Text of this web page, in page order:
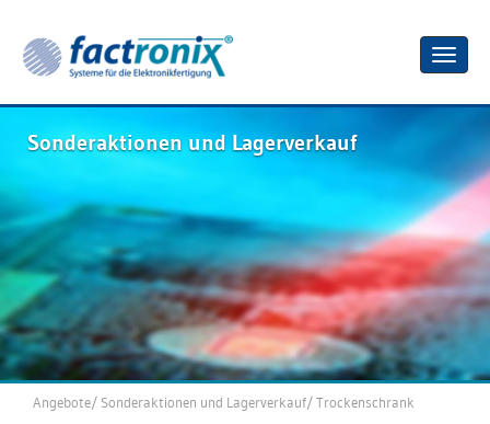
Toggle
Sonderaktionen und Lagerverkauf
Angebote/ Sonderaktionen und Lagerverkauf/Trockenschrank